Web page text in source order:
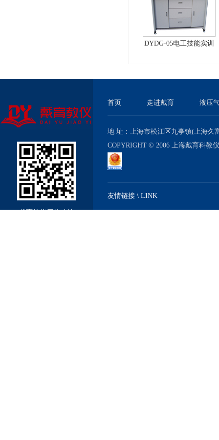
DYDG-05电工技能实训
首页 走进戴育 液压
地 址：上海市松江区九亭镇(上海
COPYRIGHT © 2006 上海戴育科
友情链接 \ LINK